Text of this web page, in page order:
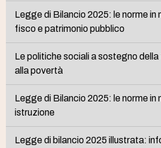
Legge di Bilancio 2025: le norme in
fisco e patrimonio pubblico
Le politiche sociali a sostegno
alla povertà
Legge di Bilancio 2025: le norme in
istruzione
Legge di bilancio 2025 illustrata: